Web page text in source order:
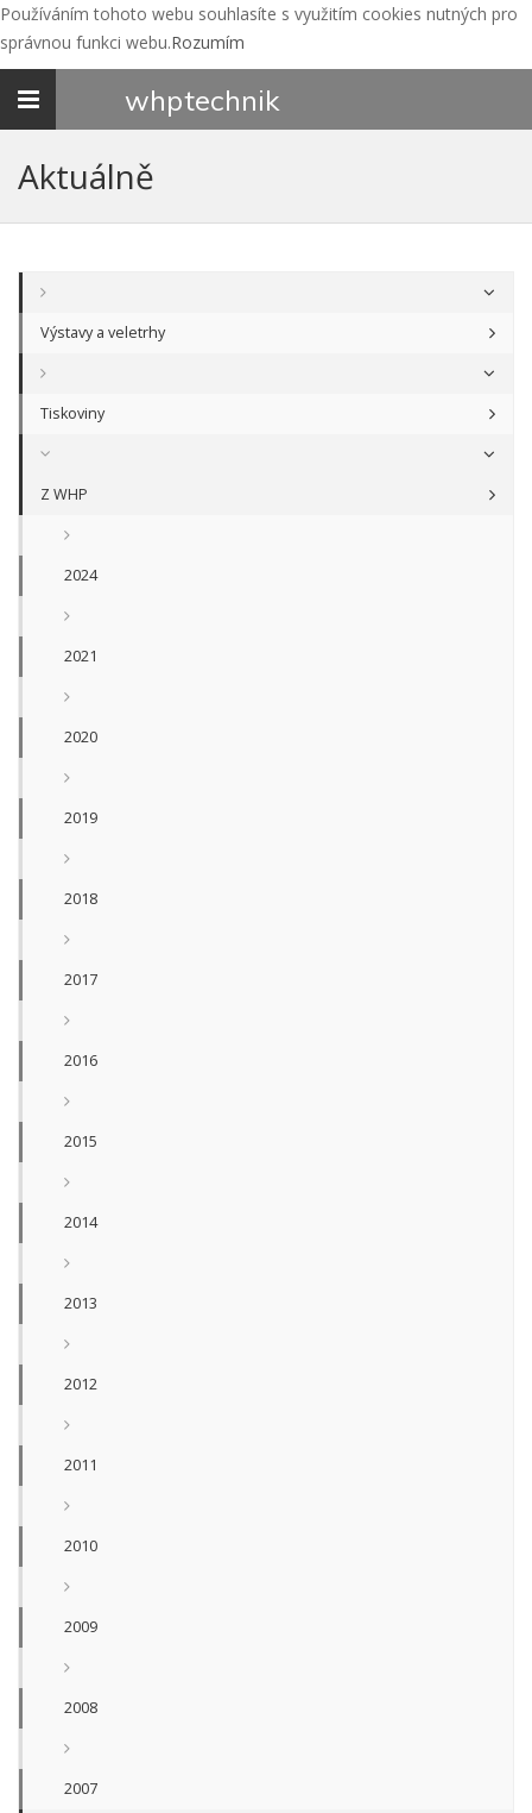
Používáním tohoto webu souhlasíte s využitím cookies nutných pro
správnou funkci webu.Rozumím
Toggle
whptechnik
Aktuálně
Výstavy a veletrhy
Tiskoviny
Z WHP
2024
2021
2020
2019
2018
2017
2016
2015
2014
2013
2012
2011
2010
2009
2008
2007